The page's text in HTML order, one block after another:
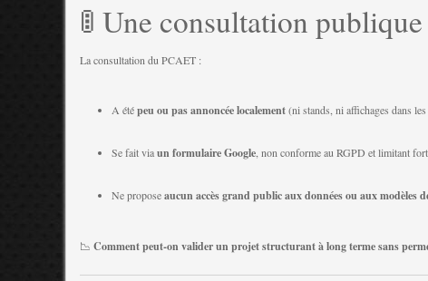
🚦 Une consultation
La consultation du PCAET :
A étépeu ou pas annoncée localement(ni stands, ni affichages dans
Se fait viaun formulaire Google , non conforme au RGPD et limitant
Ne proposeaucun accès grand public aux données ou aux modèles
📉 Comment peut-on valider un projet structurant à long terme sans